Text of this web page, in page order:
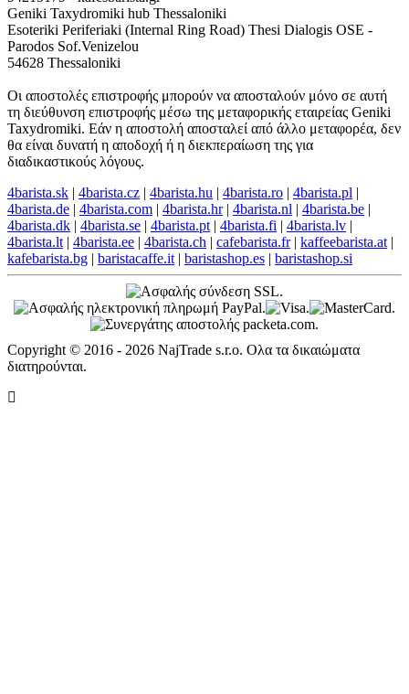
Geniki Taxydromiki hub Thessaloniki
Esoteriki Periferiaki (Internal Ring Road) Thesi Dialogis OSE -
Parodos Sof.Venizelou
54628 Thessaloniki
Οι αποστολές επιστροφής μπορούν να αποσταλούν μόνο σε αυτή
τη διεύθυνση επιστροφής μέσω της μεταφορικής εταιρείας Geniki
Taxydromiki. Εάν η αποστολή αποσταλεί από άλλο μεταφορέα, δεν
θα είναι δυνατή η αποδοχή ή η διεκπεραίωση της για
διαδικαστικούς λόγους.
4barista.sk | 4barista.cz | 4barista.hu | 4barista.ro | 4barista.pl |
4barista.de | 4barista.com | 4barista.hr| 4barista.nl | 4barista.be |
4barista.dk | 4barista.se | 4barista.pt | 4barista.fi | 4barista.lv |
4barista.lt | 4barista.ee | 4barista.ch | cafebarista.fr| kaffeebarista.at |
kafebarista.bg | baristacaffe.it | baristashop.es | baristashop.si
Copyright © 2016 - 2026 NajTrade s.r.o. Ολα τα δικαιώματα
διατηρούνται.